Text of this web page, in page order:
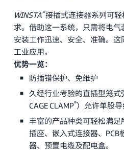
WINSTA®接插式连接器系列可
求。借助这一系统，只需将电
安装工作迅速、安全、准确。
工业应用。
优势一览：
防插错保护、免维护
久经行业考验的直插型笼
CAGE CLAMP®）允许单股导
丰富的产品种类可轻松满足
插座、嵌入式连接器、
器、预置电缆及配电盒。